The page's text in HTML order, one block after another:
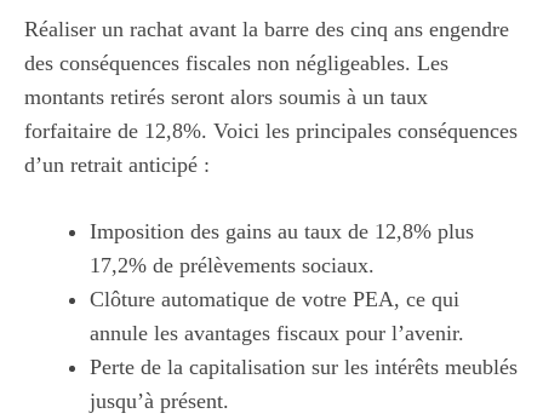
Réaliser un rachat avant la barre des cinq ans engendre
des conséquences fiscales non négligeables. Les
montants retirés seront alors soumis à un taux
forfaitaire de 12,8%. Voici les principales conséquences
d’un retrait anticipé :
Imposition des gains au taux de 12,8% plus
17,2% de prélèvements sociaux.
Clôture automatique de votre PEA, ce qui
annule les avantages fiscaux pour l’avenir.
Perte de la capitalisation sur les intérêts meublés
jusqu’à présent.